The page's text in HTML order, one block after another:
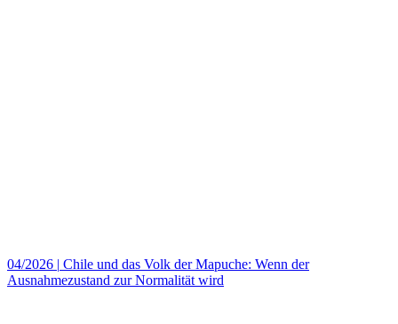
04/2026 | Chile und das Volk der Mapuche: Wenn der
Ausnahmezustand zur Normalität wird